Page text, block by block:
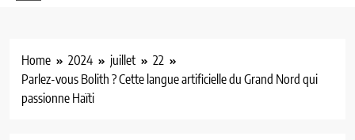
Home 2024 juillet
22
Parlez-vous Bolith ? Cette langue artificielle du Grand Nord qui
passionne Haïti